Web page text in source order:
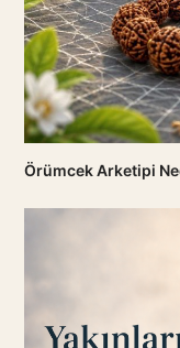
Örümcek Arketipi